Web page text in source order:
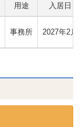
用途 入居日
事務所 2027年2月